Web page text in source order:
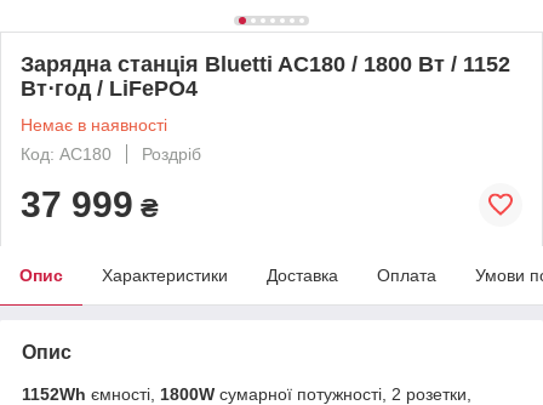
Зарядна станція Bluetti AC180 / 1800 Вт / 1152
Вт⋅год / LiFePO4
Немає в наявності
Код: AC180
Роздріб
37 999 ₴
Опис Характеристики Доставка Оплата Умови
Опис
1152Wh ємності, 1800W сумарної потужності, 2 розетки,